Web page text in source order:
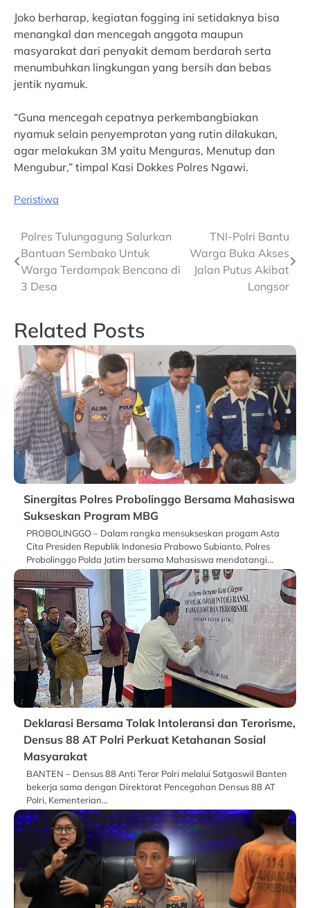
Joko berharap, kegiatan fogging ini setidaknya bisa
menangkal dan mencegah anggota maupun
masyarakat dari penyakit demam berdarah serta
menumbuhkan lingkungan yang bersih dan bebas
jentik nyamuk.
“Guna mencegah cepatnya perkembangbiakan
nyamuk selain penyemprotan yang rutin dilakukan,
agar melakukan 3M yaitu Menguras, Menutup dan
Mengubur,” timpal Kasi Dokkes Polres Ngawi.
Peristiwa
Post
navigation
Polres Tulungagung Salurkan
Bantuan Sembako Untuk
Warga Terdampak Bencana di
3 Desa
TNI-Polri Bantu
Warga Buka Akses
Jalan Putus Akibat
Longsor
Related Posts
Sinergitas Polres Probolinggo Bersama Mahasiswa
Sukseskan Program MBG
PROBOLINGGO – Dalam rangka mensukseskan progam Asta
Cita Presiden Republik Indonesia Prabowo Subianto, Polres
Probolinggo Polda Jatim bersama Mahasiswa mendatangi…
Deklarasi Bersama Tolak Intoleransi dan Terorisme,
Densus 88 AT Polri Perkuat Ketahanan Sosial
Masyarakat
BANTEN – Densus 88 Anti Teror Polri melalui Satgaswil Banten
bekerja sama dengan Direktorat Pencegahan Densus 88 AT
Polri, Kementerian…